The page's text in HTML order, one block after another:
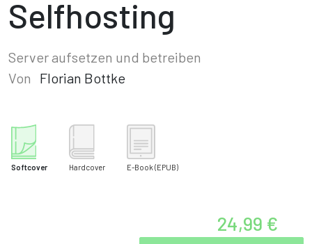
Selfhosting
Server aufsetzen und betreiben
Von
Florian Bottke
Softcover Hardcover E-Book (EPUB)
24,99 €